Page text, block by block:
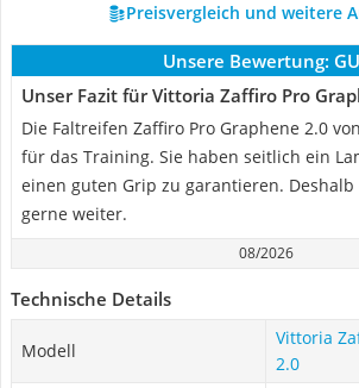
Preisvergleich und weitere
Unsere Bewertung:
Unser Fazit für Vittoria Zaffiro Pro
Die Faltreifen Zaffiro Pro Graphene 2.0
für das Training. Sie haben seitlich ein
einen guten Grip zu garantieren.
gerne weiter.
08/2026
Technische Details
Modell
Vittoria
2.0